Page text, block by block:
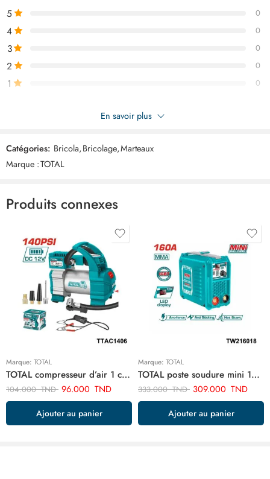
5 0
4 0
3 0
2 0
1 0
Soyez le premier à donner votre avis sur “TOTAL Marteau
perforateur 950w sds plus TH309288-2”
Commentaires
Il n'y a pas encore de critiques.
En savoir plus
Catégories: Bricola,Bricolage,Marteaux
Marque :TOTAL
Produits connexes
Marque: TOTAL
TOTAL compresseur d’air 1 cylindre TTAC1406
104.000TND 96.000 TND
Ajouter au panier
Marque: TOTAL
TOTAL poste soudure mini 160a TW216018
333.000TND 309.000 TND
Ajouter au panier